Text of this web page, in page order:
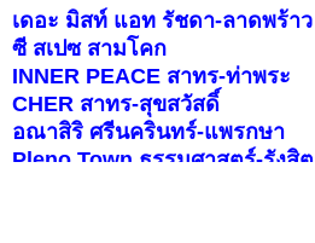
เดอะ มิสท์ แอท รัชดา-ลาดพร้าว
ซี สเปซ สามโคก
INNER PEACE สาทร-ท่าพระ
CHER สาทร-สุขสวัสดิ์
อณาสิริ ศรีนครินทร์-แพรกษา
Pleno Town ธรรมศาสตร์-รังสิต